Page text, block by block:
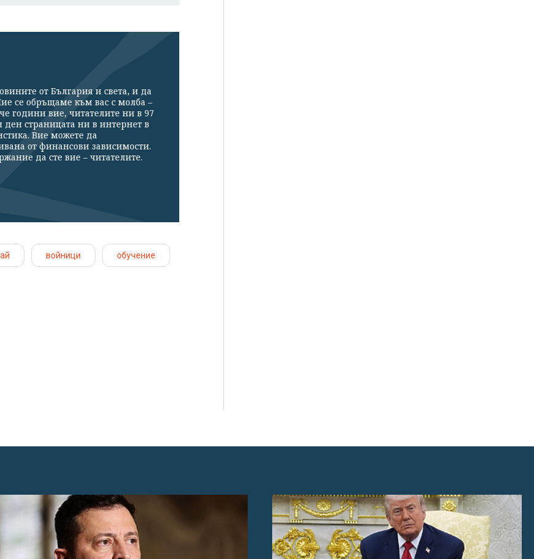
от България и света, и да
се обръщаме към вас с молба –
години вие, читателите ни в 97
ден страницата ни в интернет в
Вие можете да
от финансови зависимости.
да сте вие – читателите.
войници обучение